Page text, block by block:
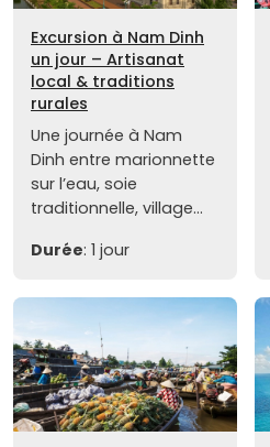
Excursion à Nam Dinh
un jour – Artisanat
local & traditions
rurales
Une journée à Nam
Dinh entre marionnette
sur l’eau, soie
traditionnelle, village...
Durée: 1 jour